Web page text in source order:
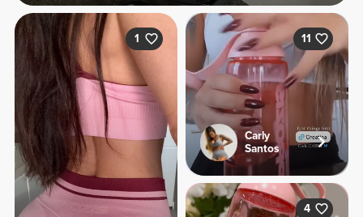
1 11
Carly
Santos
4